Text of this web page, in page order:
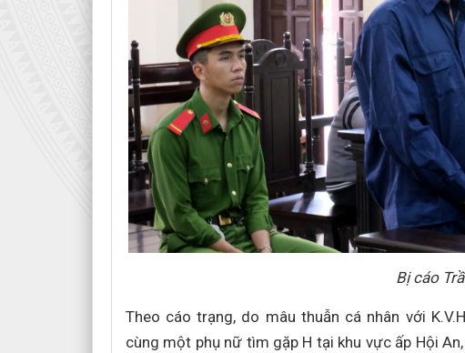
Bị cáo
Theo cáo trạng, do mâu thuẫn cá nhân với
cùng một phụ nữ tìm gặp H tại khu vực ấp Hội